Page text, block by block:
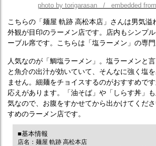
photo by torigarasan / embedded
こちらの「麺屋 軌跡 高松本店」さんは男気溢
外観が目印のラーメン店です。店内もシンプ
ーブル席です。こちらは「塩ラーメン」の専門
人気なのが「鯛塩ラーメン」。塩ラーメンと
と魚介の出汁が効いていて、そんなに強く塩
ません。細麺をチョイスするのがおすすめで
応えがあります。「油そば」や「しらす丼」
気なので、お腹をすかせてから出かけてくだ
すめのラーメン店です。
■基本情報
店名：麺屋 軌跡 高松本店